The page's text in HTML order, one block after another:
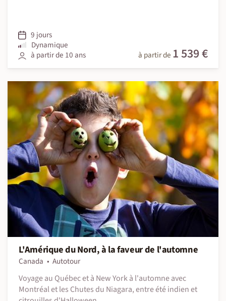
9 jours
Dynamique
à partir de 10 ans
à partir de 1 539 €
L'Amérique du Nord, à la faveur de l'automne
Canada
Autotour
Voyage au Québec et à New York à l'automne avec
Montréal et les Chutes du Niagara, entre été indien et